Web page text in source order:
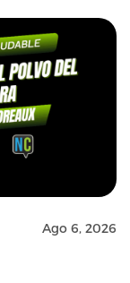
Ago 6, 2026